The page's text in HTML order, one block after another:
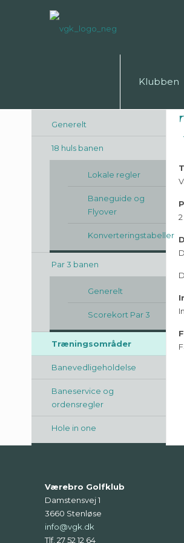
Klubben
Generelt
18 huls banen
Lokale regler
Baneguide og
Flyover
Konverteringstabeller
Par 3 banen
Generelt
Scorekort Par 3
Træningsområder
Banevedligeholdelse
Baneservice og
ordensregler
Hole in one
Værebro Golfklub
Damstensvej 1
3660 Stenløse
info@vgk.dk
Tlf. 27 52 12 64